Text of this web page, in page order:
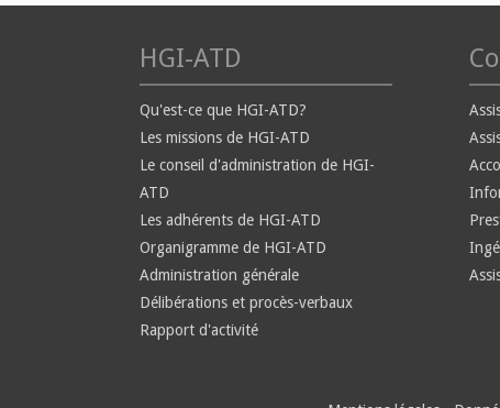
HGI-ATD
Qu'est-ce que HGI-ATD?
Les missions de HGI-ATD
Le conseil d'administration de HGI-
ATD
Les adhérents de HGI-ATD
Organigramme de HGI-ATD
Administration générale
Délibérations et procès-verbaux
Rapport d'activité